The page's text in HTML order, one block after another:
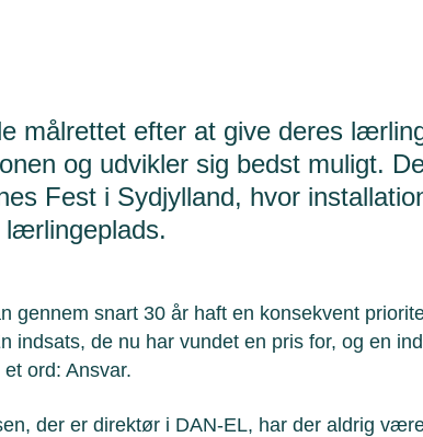
målrettet efter at give deres
og udvikler sig bedst muligt.
Fest i Sydjylland, hvor
gennem snart 30 år haft en konsekvent
indsats, de nu har vundet en pris for, og en
ord: Ansvar.
der er direktør i DAN-EL, har der aldrig